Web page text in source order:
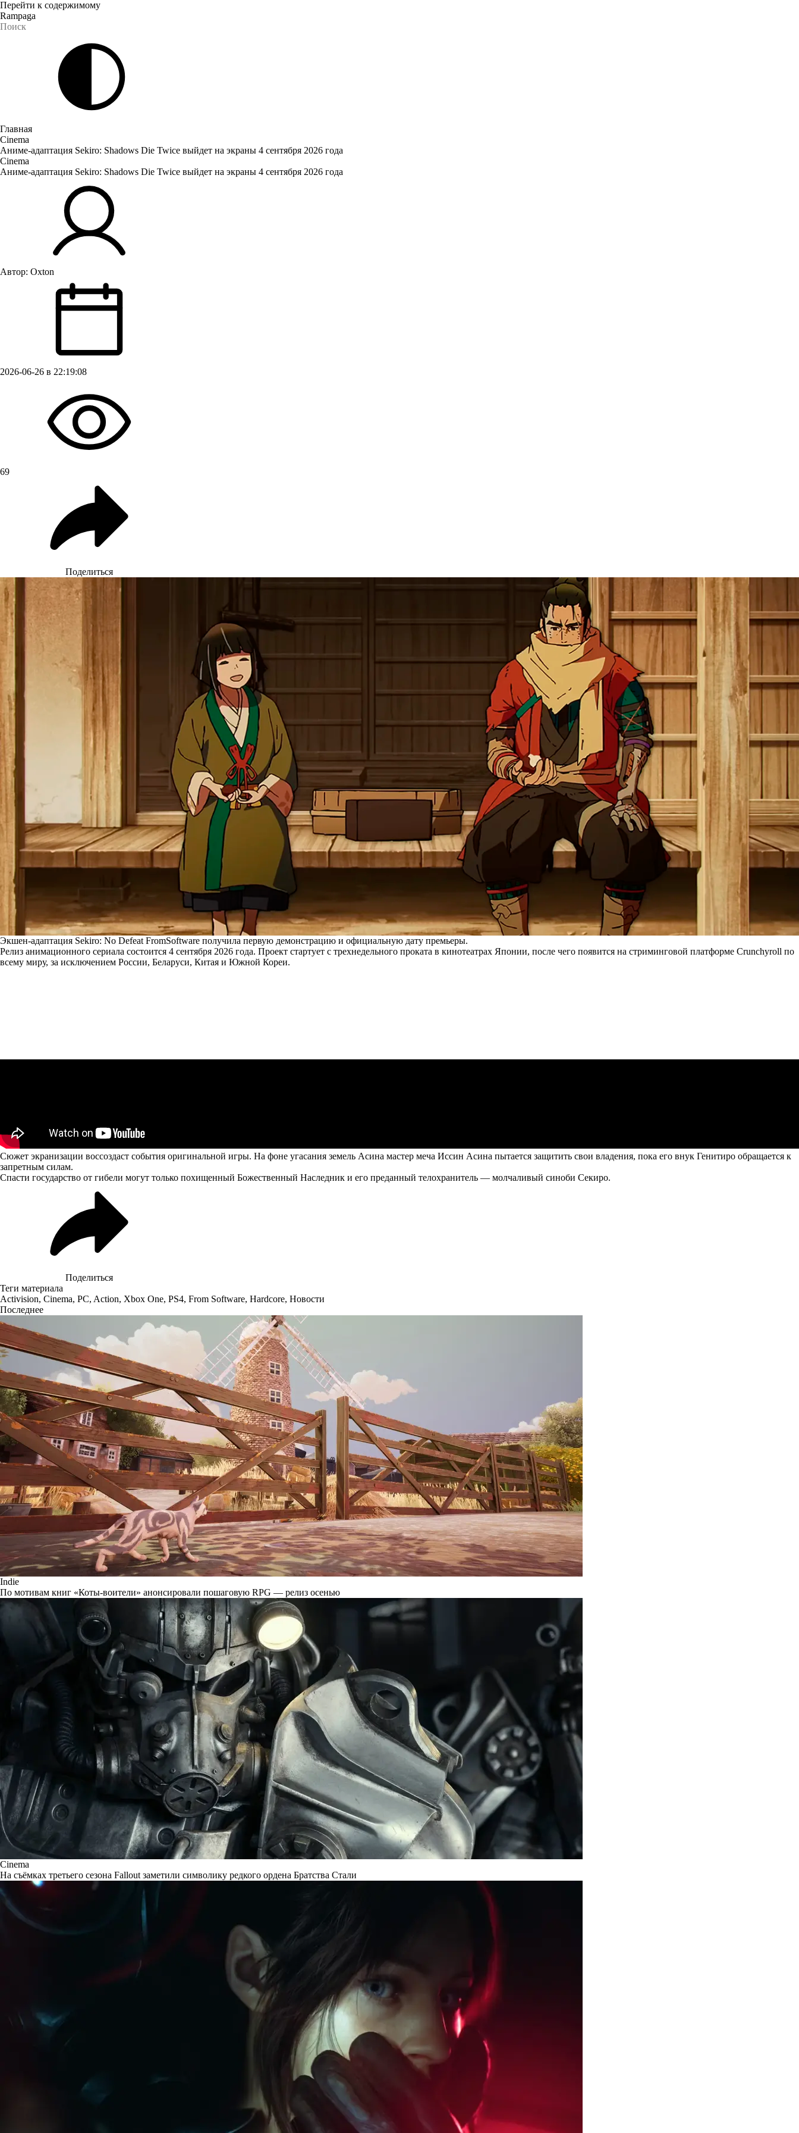
Перейти к содержимому
Rampaga
Главная
Cinema
Аниме-адаптация Sekiro: Shadows Die Twice выйдет на экраны 4 сентября 2026 года
Cinema
Аниме-адаптация Sekiro: Shadows Die Twice выйдет на экраны 4 сентября 2026 года
Автор: Oxton
2026-06-26 в 22:19:08
69
Поделиться
Экшен-адаптация Sekiro: No Defeat FromSoftware получила первую демонстрацию и официальную дату премьеры.
Релиз анимационного сериала состоится 4 сентября 2026 года. Проект стартует с трехнедельного проката в кинотеатрах Японии, после чего появится на стриминговой платформе Crunchyroll по
всему миру, за исключением России, Беларуси, Китая и Южной Кореи.
Сюжет экранизации воссоздаст события оригинальной игры. На фоне угасания земель Асина мастер меча Иссин Асина пытается защитить свои владения, пока его внук Генитиро обращается к
запретным силам.
Спасти государство от гибели могут только похищенный Божественный Наследник и его преданный телохранитель — молчаливый синоби Секиро.
Поделиться
Теги материала
Activision, Cinema, PC, Action, Xbox One, PS4, From Software, Hardcore, Новости
Последнее
Indie
По мотивам книг «Коты-воители» анонсировали пошаговую RPG — релиз осенью
Cinema
На съёмках третьего сезона Fallout заметили символику редкого ордена Братства Стали